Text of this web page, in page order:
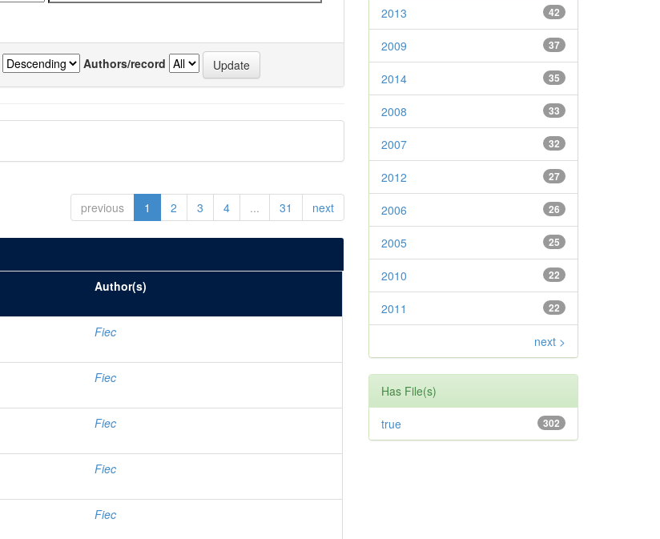
Authors/record
previous 1 2 3 4 ... 31 next
Author(s)
Fiec
Fiec
Fiec
Fiec
Fiec
42
2013
37
2009
35
2014
33
2008
32
2007
27
2012
26
2006
25
2005
22
2010
22
2011
next >
Has File(s)
302
true